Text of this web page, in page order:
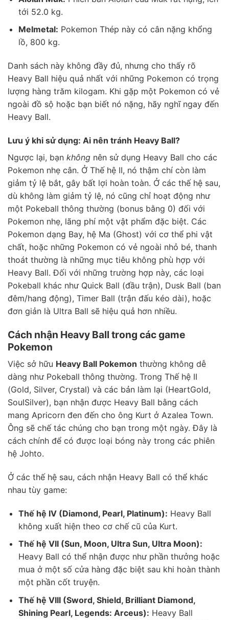
tới 52.0 kg.
Melmetal: Pokemon Thép này có cân nặng khổng
lồ, 800 kg.
Danh sách này không đầy đủ, nhưng cho thấy rõ
Heavy Ball hiệu quả nhất với những Pokemon có trọng
lượng hàng trăm kilogam. Khi gặp một Pokemon có vẻ
ngoài đồ sộ hoặc bạn biết nó nặng, hãy nghĩ ngay đến
Heavy Ball.
Lưu ý khi sử dụng: Ai nên tránh Heavy Ball?
Ngược lại, bạn không nên sử dụng Heavy Ball cho các
Pokemon nhẹ cân. Ở Thế hệ II, nó thậm chí còn làm
giảm tỷ lệ bắt, gây bất lợi hoàn toàn. Ở các thế hệ sau,
dù không làm giảm tỷ lệ, nó cũng chỉ hoạt động như
một Pokeball thông thường (bonus bằng 0) đối với
Pokemon nhẹ, lãng phí một vật phẩm đặc biệt. Các
Pokemon dạng Bay, hệ Ma (Ghost) với cơ thể phi vật
chất, hoặc những Pokemon có vẻ ngoài nhỏ bé, thanh
thoát thường là những mục tiêu không phù hợp với
Heavy Ball. Đối với những trường hợp này, các loại
Pokeball khác như Quick Ball (đầu trận), Dusk Ball (ban
đêm/hang động), Timer Ball (trận đấu kéo dài), hoặc
đơn giản là Ultra Ball sẽ hiệu quả hơn nhiều.
Cách nhận Heavy Ball trong các game
Pokemon
Việc sở hữu Heavy Ball Pokemon thường không dễ
dàng như Pokeball thông thường. Trong Thế hệ II
(Gold, Silver, Crystal) và các bản làm lại (HeartGold,
SoulSilver), bạn nhận được Heavy Ball bằng cách
mang Apricorn đen đến cho ông Kurt ở Azalea Town.
Ông sẽ chế tác chúng cho bạn trong một ngày. Đây là
cách chính để có được loại bóng này trong các phiên
hệ Johto.
Ở các thế hệ sau, cách nhận Heavy Ball có thể khác
nhau tùy game:
Thế hệ IV (Diamond, Pearl, Platinum): Heavy Ball
không xuất hiện theo cơ chế cũ của Kurt.
Thế hệ VII (Sun, Moon, Ultra Sun, Ultra Moon):
Heavy Ball có thể nhận được như phần thưởng hoặc
mua ở một số cửa hàng đặc biệt sau khi hoàn thành
một phần cốt truyện.
Thế hệ VIII (Sword, Shield, Brilliant Diamond,
Shining Pearl, Legends: Arceus): Heavy Ball